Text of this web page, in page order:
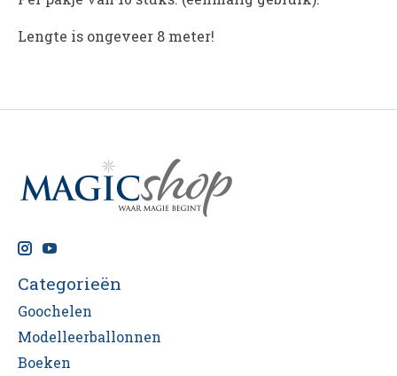
Lengte is ongeveer 8 meter!
Categorieën
Goochelen
Modelleerballonnen
Boeken